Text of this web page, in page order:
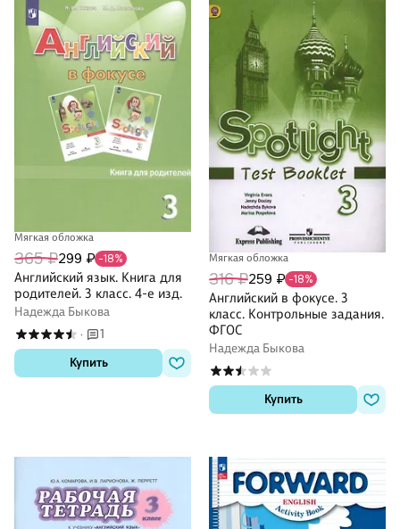
Мягкая обложка
365 ₽299 ₽ -18%
Английский язык. Книга для
родителей. 3 класс. 4-е изд.
Надежда Быкова
·
1
Купить
Мягкая обложка
316 ₽259 ₽ -18%
Английский в фокусе. 3
класс. Контрольные задания.
ФГОС
Надежда Быкова
Купить